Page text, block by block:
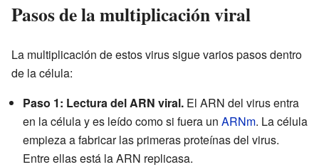
Pasos de la multiplicación viral
La multiplicación de estos virus sigue varios pasos dentro
de la célula:
Paso 1: Lectura del ARN viral. El ARN del virus entra
en la célula y es leído como si fuera un ARNm. La célula
empieza a fabricar las primeras proteínas del virus.
Entre ellas está la ARN replicasa.